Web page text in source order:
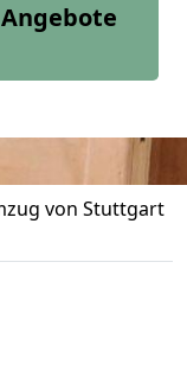
von Stuttgart